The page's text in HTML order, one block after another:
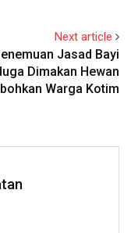
Next article
Jasad Bayi
Dimakan Hewan
Warga Kotim